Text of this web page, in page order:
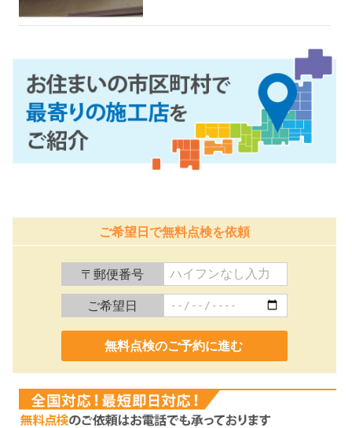
ご希望日で無料点検を依頼
〒郵便番号
ご希望日
0120-991-887